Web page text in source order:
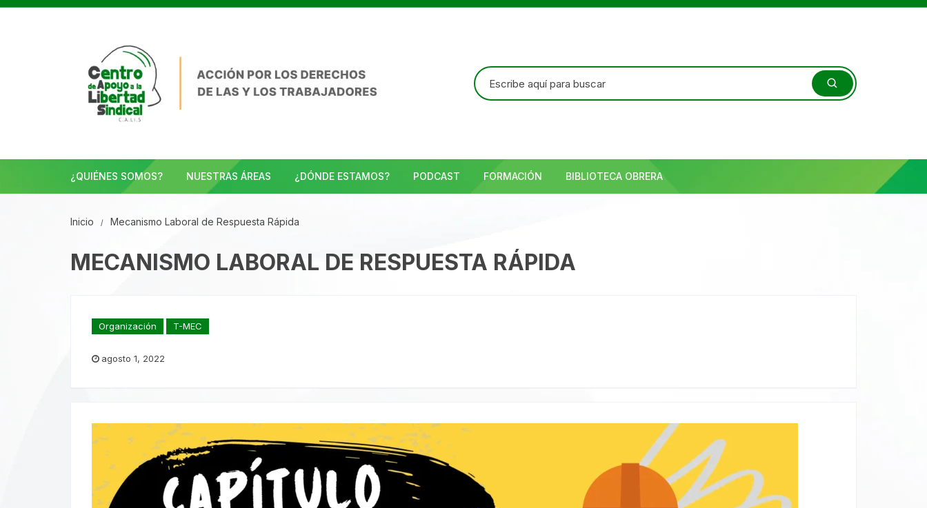
Saltar
Buscar:
¿QUIÉNES SOMOS? NUESTRAS ÁREAS ¿DÓNDE ESTAMOS? PODCAST FORMACIÓN BIBLIOTECA OBRERA
Inicio Mecanismo Laboral de Respuesta Rápida
MECANISMO LABORAL DE RESPUESTA RÁPIDA
Organización T-MEC
agosto 1, 2022